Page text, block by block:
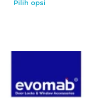
Pilih opsi